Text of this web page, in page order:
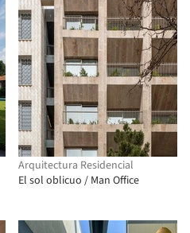
Arquitectura Residencial
El sol oblicuo / Man Office